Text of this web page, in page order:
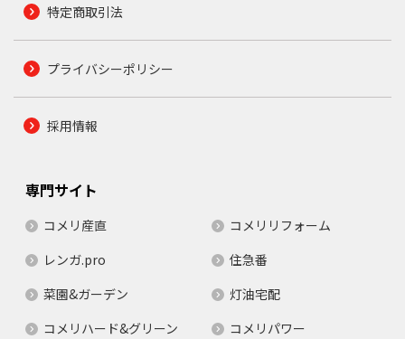
特定商取引法
プライバシーポリシー
採用情報
専門サイト
コメリ産直
コメリリフォーム
レンガ.pro
住急番
菜園&ガーデン
灯油宅配
コメリハード&グリーン
コメリパワー